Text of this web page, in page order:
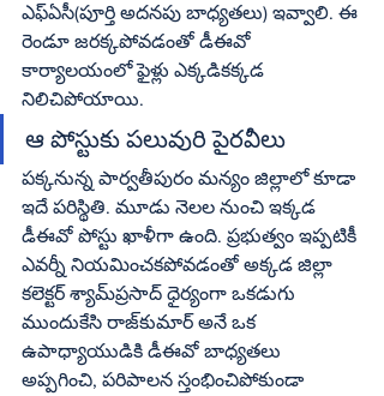
ఎఫ్‌ఏసీ(పూర్తి అదనపు బాధ్యతలు) ఇవ్వాలి. ఈ
రెండూ జరక్కపోవడంతో డీఈవో
కార్యాలయంలో ఫైళ్లు ఎక్కడికక్కడ
నిలిచిపోయాయి.
ఆ పోస్టుకు పలువురి పైరవీలు
పక్కనున్న పార్వతీపురం మన్యం జిల్లాలో కూడా
ఇదే పరిస్థితి. మూడు నెలల నుంచి ఇక్కడ
డీఈవో పోస్టు ఖాళీగా ఉంది. ప్రభుత్వం ఇప్పటికీ
ఎవర్నీ నియమించకపోవడంతో అక్కడ జిల్లా
కలెక్టర్‌ శ్యామ్‌ప్రసాద్‌ ధైర్యంగా ఒకడుగు
ముందుకేసి రాజ్‌కుమార్‌ అనే ఒక
ఉపాధ్యాయుడికి డీఈవో బాధ్యతలు
అప్పగించి, పరిపాలన స్తంభించిపోకుండా